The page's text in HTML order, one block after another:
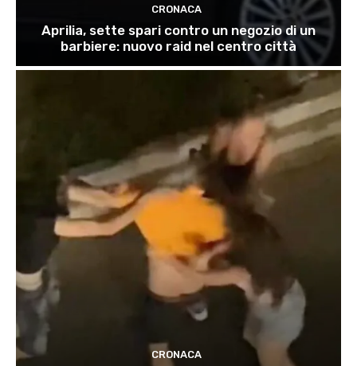
CRONACA
Aprilia, sette spari contro un negozio di un
barbiere: nuovo raid nel centro città
CRONACA